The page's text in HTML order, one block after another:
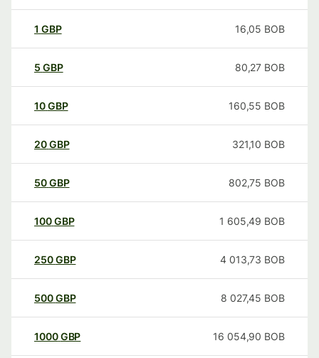
1 GBP 16,05 BOB
5 GBP 80,27 BOB
10GBP 160,55 BOB
20GBP 321,10 BOB
50GBP 802,75 BOB
100GBP 1 605,49 BOB
250GBP 4 013,73 BOB
500GBP 8 027,45 BOB
1000GBP 16 054,90 BOB